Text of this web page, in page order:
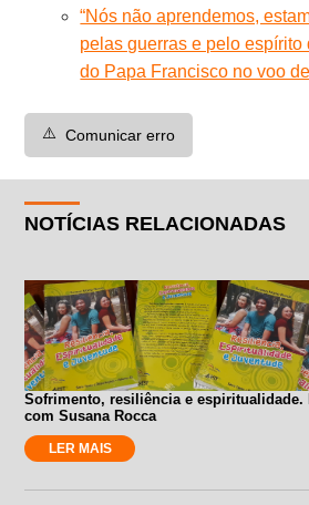
“Nós não aprendemos,
pelas guerras e pelo espírito
do Papa Francisco no voo
⚠️ Comunicar erro
NOTÍCIAS RELACIONADAS
Sofrimento, resiliência e espiritualidade.
com Susana Rocca
LER MAIS